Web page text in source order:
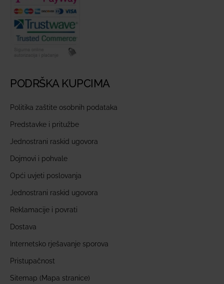
PODRŠKA KUPCIMA
Politika zaštite osobnih podataka
Predstavke i pritužbe
Jednostrani raskid ugovora
Dojmovi i pohvale
Opći uvjeti poslovanja
Jednostrani raskid ugovora
Reklamacije i povrati
Dostava
Internetsko rješavanje sporova
Pristupačnost
Sitemap (Mapa stranice)